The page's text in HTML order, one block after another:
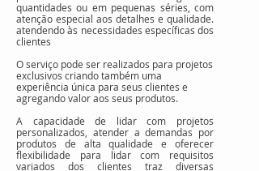
quantidades ou em pequenas séries, com
atenção especial aos detalhes e qualidade.
atendendo às necessidades específicas dos
clientes
O serviço pode ser realizados para projetos
exclusivos criando também uma
experiência única para seus clientes e
agregando valor aos seus produtos.
A capacidade de lidar com projetos
personalizados, atender a demandas por
produtos de alta qualidade e oferecer
flexibilidade para lidar com requisitos
variados dos clientes traz diversas